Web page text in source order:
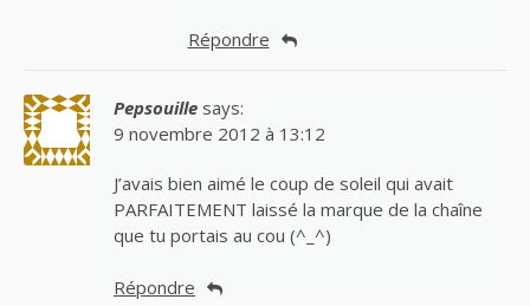
Répondre
Pepsouille says:
9 novembre 2012 à 13:12
J’avais bien aimé le coup de soleil qui avait
PARFAITEMENT laissé la marque de la chaîne
que tu portais au cou (^_^)
Répondre